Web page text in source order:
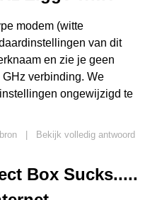
modem (witte
van dit
en zie je geen
verbinding. We
ongewijzigd te
Bekijk volledig antwoord
Box Sucks.....